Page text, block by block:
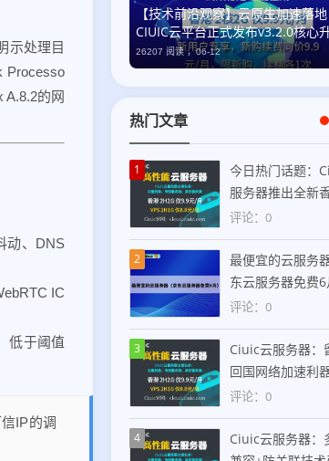
示处理目
Processo
的网
动、DNS
IC
低于阈值
IP的调
【技术前沿观察】云原生加速落地
CIUIC云平台正式发布v3.2.0核心
全链路可观测性与国产化适配双突
26207 阅读 ，06-12
热门文章
1
今日热门话题：
服务器推出全新
宅IP服务，支持
SOCKS5/HTTP
仅25元/月
评论：0
2
最便宜的云服务
东云服务器免费6
评论：0
3
Ciuic云服务器：
回国网络加速利
国住宅IP助力高效
连接
评论：0
4
Ciuic云服务器：